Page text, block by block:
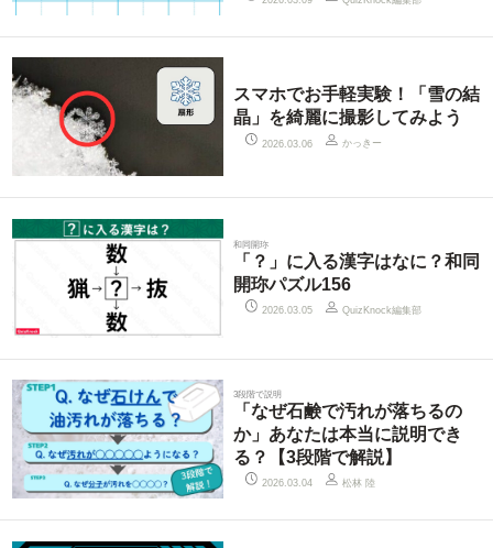
スマホでお手軽実験！「雪の結
晶」を綺麗に撮影してみよう
2026.03.06 かっきー
和同開珎
「？」に入る漢字はなに？和同
開珎パズル156
2026.03.05 QuizKnock編集部
3段階で説明
「なぜ石鹸で汚れが落ちるの
か」あなたは本当に説明でき
る？【3段階で解説】
2026.03.04 松林 陸